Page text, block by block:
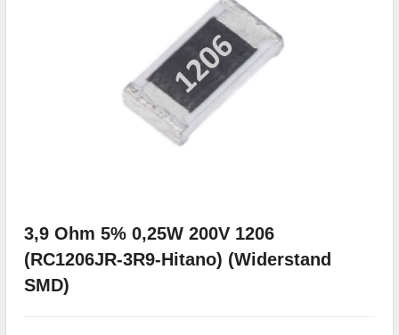
3,9 Ohm 5% 0,25W 200V 1206
(RC1206JR-3R9-Hitano) (Widerstand
SMD)